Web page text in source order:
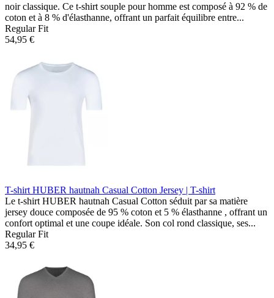
noir classique. Ce t-shirt souple pour homme est composé à 92 % de
coton et à 8 % d'élasthanne, offrant un parfait équilibre entre...
Regular Fit
54,95 €
T-shirt HUBER hautnah Casual Cotton Jersey | T-shirt
Le t-shirt HUBER hautnah Casual Cotton séduit par sa matière
jersey douce composée de 95 % coton et 5 % élasthanne , offrant un
confort optimal et une coupe idéale. Son col rond classique, ses...
Regular Fit
34,95 €